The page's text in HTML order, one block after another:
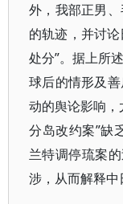
外，我部正男
的轨迹，并讨
处分”。据上所
球后的情形及
动的舆论影响
分岛改约案”缺
兰特调停琉案
涉，从而解释中